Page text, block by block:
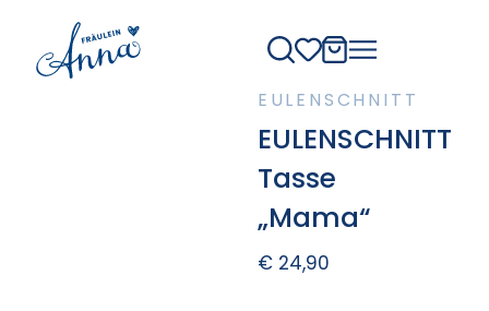
EULENSCHNITT
EULENSCHNITT
Tasse
„Mama“
€24,90